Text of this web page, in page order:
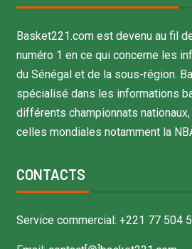
Basket221.com est devenu au fil
numéro 1 en ce qui concerne les
du Sénégal et de la sous-région.
spécialisé dans les informations
différents championnats
celles mondiales notamment la
CONTACTS
Service commercial: +221 77 504